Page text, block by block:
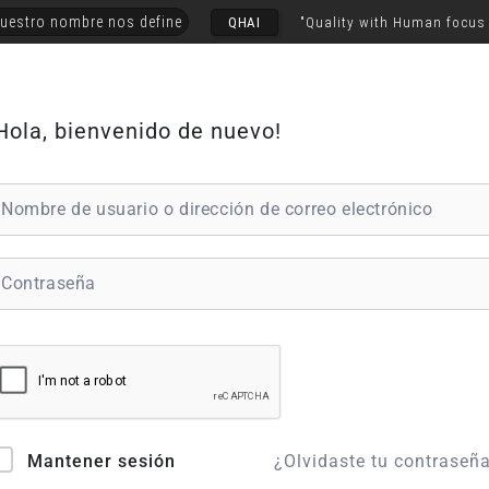
nombre nos define QHAI "Quality with Human focus
bienvenido de nuevo!
Mantener sesión ¿Olvidaste tu